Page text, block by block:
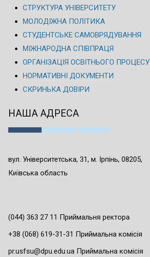
СТРУКТУРА УНІВЕРСИТЕТУ
МОЛОДІЖНА ПОЛІТИКА
СТУДЕНТСЬКЕ САМОВРЯДУВАННЯ
МІЖНАРОДНА СПІВПРАЦЯ
ОРГАНІЗАЦІЯ ОСВІТНЬОГО ПРОЦЕСУ
НОРМАТИВНІ ДОКУМЕНТИ
СКРИНЬКА ДОВІРИ
НАША АДРЕСА
вул. Університетська, 31, м. Ірпінь, 08205,
Київська область
(044) 363 27 11 Приймальня ректора
+38 (068) 619-31-31 Приймальна комісія
pr.usfsu@dpu.edu.ua Приймальна комісія